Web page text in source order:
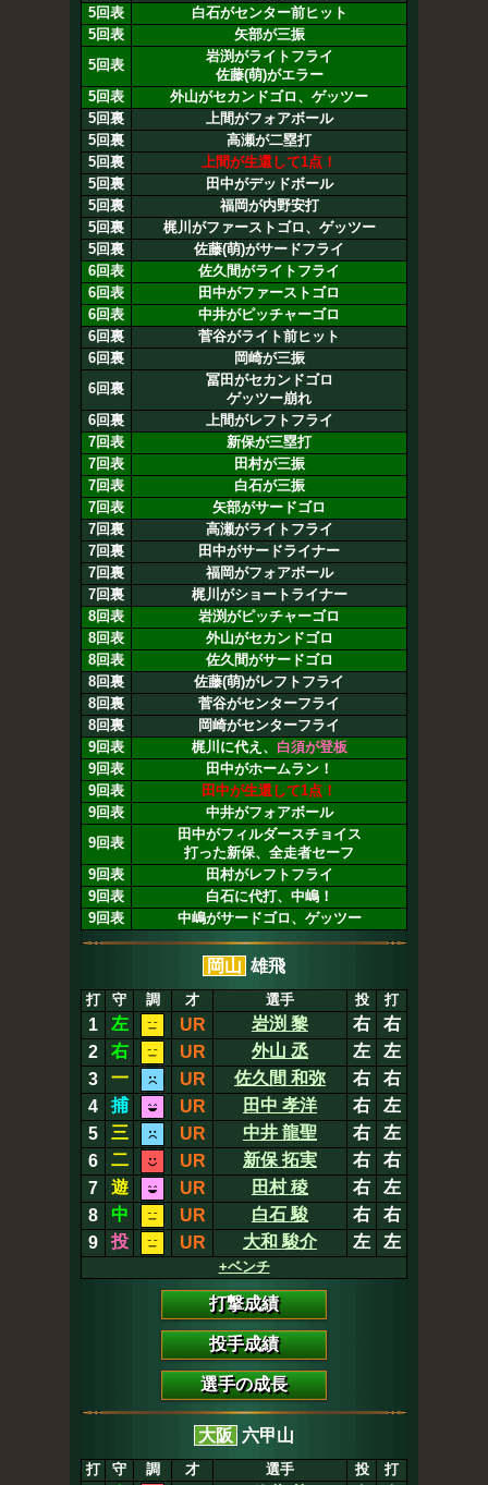
5回表
白石がセンター前ヒット
5回表
矢部が三振
5回表
岩渕がライトフライ
佐藤(萌)がエラー
5回表
外山がセカンドゴロ、ゲッツー
5回裏
上間がフォアボール
5回裏
高瀬が二塁打
5回裏
上間が生還して1点！
5回裏
田中がデッドボール
5回裏
福岡が内野安打
5回裏
梶川がファーストゴロ、ゲッツー
5回裏
佐藤(萌)がサードフライ
6回表
佐久間がライトフライ
6回表
田中がファーストゴロ
6回表
中井がピッチャーゴロ
6回裏
菅谷がライト前ヒット
6回裏
岡崎が三振
6回裏
冨田がセカンドゴロ
ゲッツー崩れ
6回裏
上間がレフトフライ
7回表
新保が三塁打
7回表
田村が三振
7回表
白石が三振
7回表
矢部がサードゴロ
7回裏
高瀬がライトフライ
7回裏
田中がサードライナー
7回裏
福岡がフォアボール
7回裏
梶川がショートライナー
8回表
岩渕がピッチャーゴロ
8回表
外山がセカンドゴロ
8回表
佐久間がサードゴロ
8回裏
佐藤(萌)がレフトフライ
8回裏
菅谷がセンターフライ
8回裏
岡崎がセンターフライ
9回表
梶川に代え、 白須が登板
9回表
田中がホームラン！
9回表
田中が生還して1点！
9回表
中井がフォアボール
9回表
田中がフィルダースチョイス
打った新保、全走者セーフ
9回表
田村がレフトフライ
9回表
白石に代打、中嶋！
9回表
中嶋がサードゴロ、ゲッツー
岡山 雄飛
打 守 調 才 選手 投 打
1 左 UR 岩渕 黎 右
右
2
右 UR 外山 丞 左
左
3
一 UR 佐久間 和弥 右
右
4
捕 UR 田中 孝洋 右
左
5
三 UR 中井 龍聖 右
左
6
二 UR 新保 拓実 右
右
7
遊 UR 田村 稜 右
左
8
中 UR 白石 駿 右
右
9
投 UR 大和 駿介 左 左
+ベンチ
打撃成績
投手成績
選手の成長
大阪 六甲山
打 守 調 才 選手 投 打